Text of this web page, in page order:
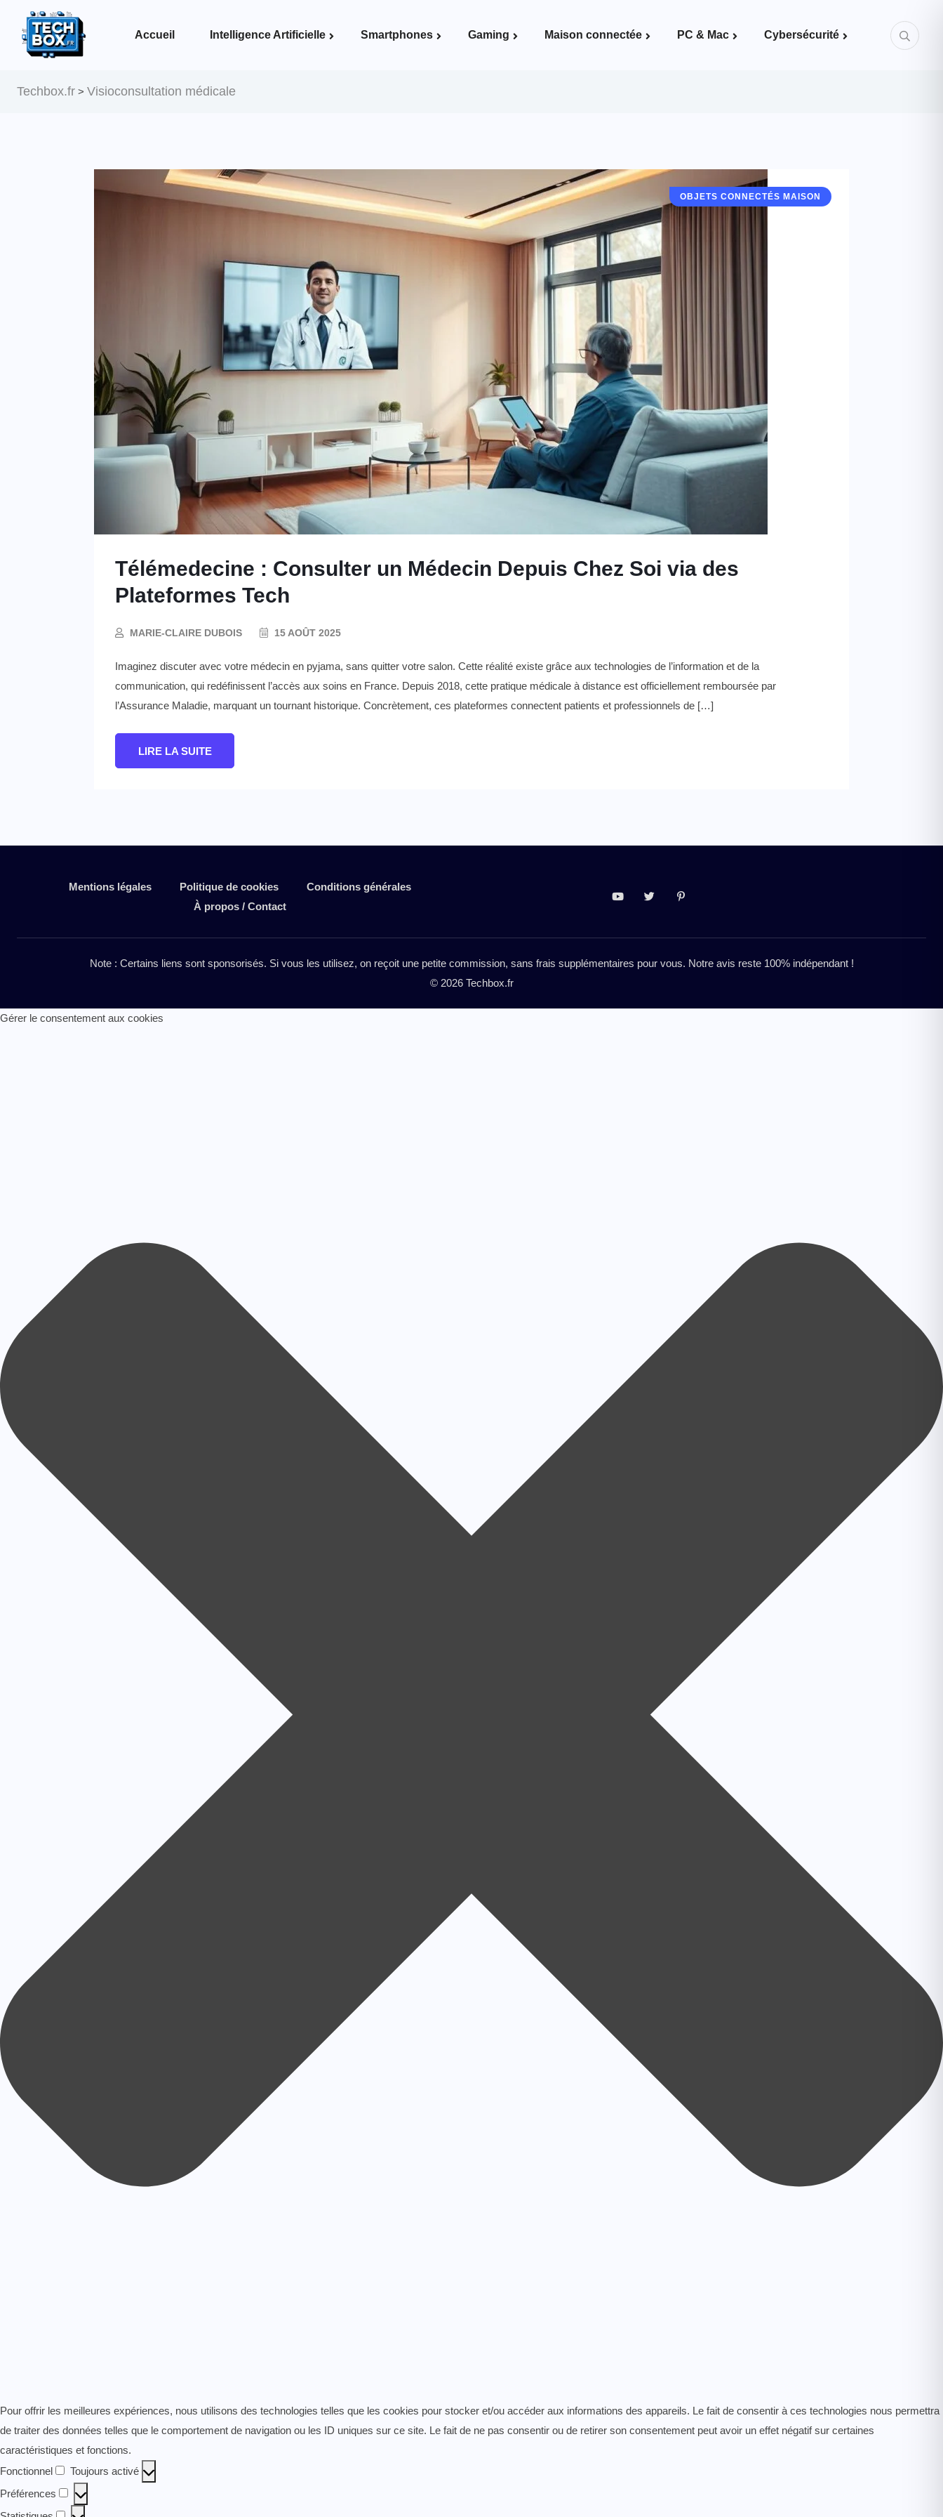
Accueil Intelligence Artificielle Smartphones Gaming Maison connectée PC & Mac Cybersécurité
Techbox.fr > Visioconsultation médicale
OBJETS CONNECTÉS MAISON
Télémedecine : Consulter un Médecin Depuis Chez Soi via des
Plateformes Tech
MARIE-CLAIRE DUBOIS 15 AOÛT 2025
Imaginez discuter avec votre médecin en pyjama, sans quitter votre salon. Cette réalité existe grâce aux technologies de l’information et de la
communication, qui redéfinissent l’accès aux soins en France. Depuis 2018, cette pratique médicale à distance est officiellement remboursée par
l’Assurance Maladie, marquant un tournant historique. Concrètement, ces plateformes connectent patients et professionnels de […]
LIRE LA SUITE
Mentions légales Politique de cookies
Conditions générales
À propos / Contact
Note : Certains liens sont sponsorisés. Si vous les utilisez, on reçoit une petite commission, sans frais supplémentaires pour vous. Notre avis reste 100% indépendant !
© 2026 Techbox.fr
Gérer le consentement aux cookies
Pour offrir les meilleures expériences, nous utilisons des technologies telles que les cookies pour stocker et/ou accéder aux informations des appareils. Le fait de consentir à ces technologies nous permettra
de traiter des données telles que le comportement de navigation ou les ID uniques sur ce site. Le fait de ne pas consentir ou de retirer son consentement peut avoir un effet négatif sur certaines
caractéristiques et fonctions.
Fonctionnel
Fonctionnel
Toujours activé
Préférences
Préférences